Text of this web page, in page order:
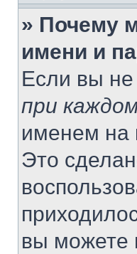
» Почему
имени и
Если вы
при
именем на
Это
вы можете